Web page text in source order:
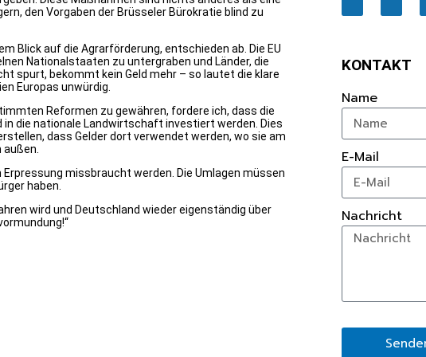
den Vorgaben der Brüsseler Bürokratie blind zu
Blick auf die Agrarförderung, entschieden ab. Die EU
Nationalstaaten zu untergraben und Länder, die
spurt, bekommt kein Geld mehr – so lautet die klare
Europas unwürdig.
Reformen zu gewähren, fordere ich, dass die
die nationale Landwirtschaft investiert werden. Dies
dass Gelder dort verwendet werden, wo sie am
missbraucht werden. Die Umlagen müssen
haben.
wird und Deutschland wieder eigenständig über
KONTAKT
Name
E-Mail
Nachricht